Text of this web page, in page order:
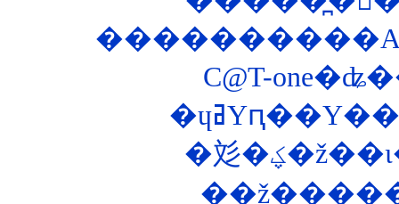
C@T-